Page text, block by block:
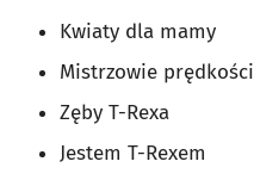
Kwiaty dla mamy
Mistrzowie prędkości
Zęby T-Rexa
Jestem T-Rexem